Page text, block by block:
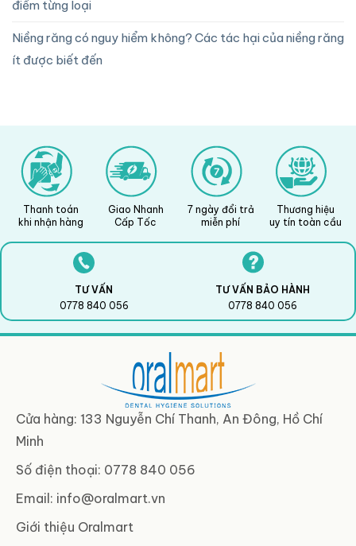
điểm từng loại
Niềng răng có nguy hiểm không? Các tác hại của niềng răng
ít được biết đến
Thanh toán
khi nhận hàng
Giao Nhanh
Cấp Tốc
7 ngày đổi trả
miễn phí
Thương hiệu
uy tín toàn cầu
TƯ VẤN
0778 840 056
TƯ VẤN BẢO HÀNH
0778 840 056
Cửa hàng: 133 Nguyễn Chí Thanh, An Đông, Hồ Chí
Minh
Số điện thoại: 0778 840 056
Email: info@oralmart.vn
Giới thiệu Oralmart